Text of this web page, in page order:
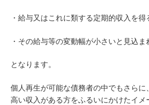
・給与又はこれに類する定期的収入を
・その給与等の変動幅が小さいと見込ま
となります。
個人再生が可能な債務者の中でもさら
高い収入がある方をふるいにかけたイメ